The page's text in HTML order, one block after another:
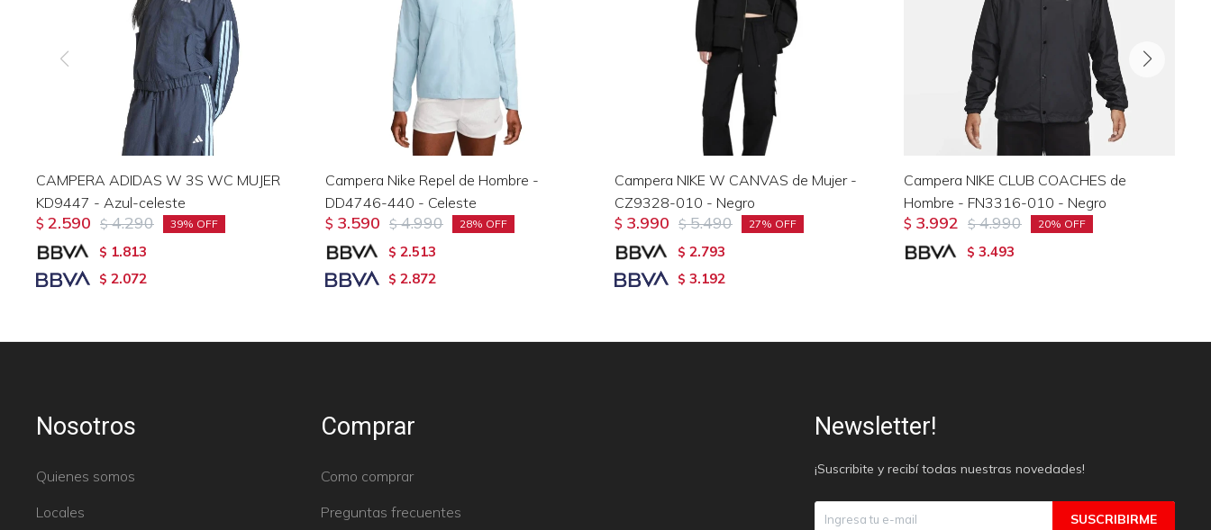
CAMPERA ADIDAS W 3S WC MUJER
KD9447 - Azul-celeste
$ 2.590 $ 4.290 39
$ 1.813
$ 2.072
Campera Nike Repel de Hombre -
DD4746-440 - Celeste
$ 3.590 $ 4.990 28
$ 2.513
$ 2.872
Campera NIKE W CANVAS de Mujer -
CZ9328-010 - Negro
$ 3.990 $ 5.490 27
$ 2.793
$ 3.192
Campera NIKE CLUB COACHES de
Hombre - FN3316-010 - Negro
$ 3.992 $ 4.990 20
$ 3.493
Nosotros
Quienes somos
Locales
Comprar
Como comprar
Preguntas frecuentes
Newsletter!
¡Suscribite y recibí todas nuestras novedades!
SUSCRIBIRME